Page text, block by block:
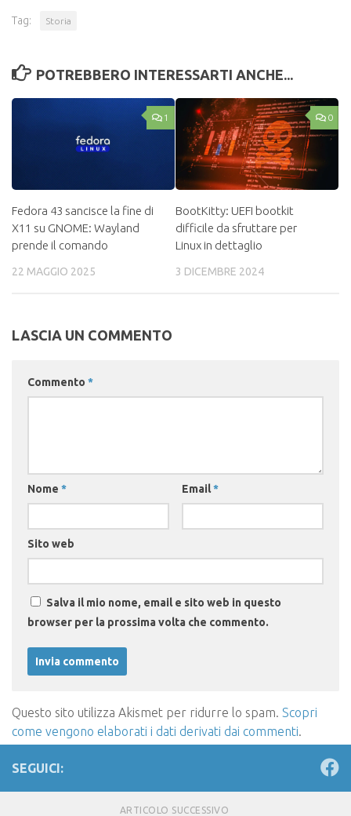
Tag: Storia
POTREBBERO INTERESSARTI ANCHE...
1
Fedora 43 sancisce la fine di
X11 su GNOME: Wayland
prende il comando
22 MAGGIO 2025
0
BootKitty: UEFI bootkit
difficile da sfruttare per
Linux in dettaglio
3 DICEMBRE 2024
LASCIA UN COMMENTO
Commento *
Nome * Email*
Sito web
Salva il mio nome, email e sito web in questo
browser per la prossima volta che commento.
Questo sito utilizza Akismet per ridurre lo spam. Scopri
come vengono elaborati i dati derivati dai commenti
SEGUICI:
ARTICOLO SUCCESSIVO